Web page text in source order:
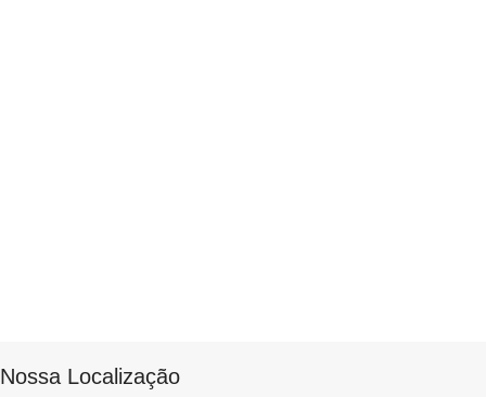
Nossa Localização